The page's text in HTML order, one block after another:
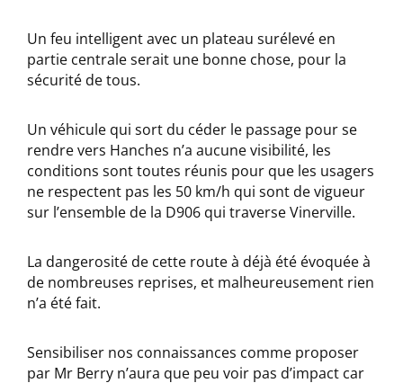
Un feu intelligent avec un plateau surélevé en
partie centrale serait une bonne chose, pour la
sécurité de tous.
Un véhicule qui sort du céder le passage pour se
rendre vers Hanches n’a aucune visibilité, les
conditions sont toutes réunis pour que les usagers
ne respectent pas les 50 km/h qui sont de vigueur
sur l’ensemble de la D906 qui traverse Vinerville.
La dangerosité de cette route à déjà été évoquée à
de nombreuses reprises, et malheureusement rien
n’a été fait.
Sensibiliser nos connaissances comme proposer
par Mr Berry n’aura que peu voir pas d’impact car